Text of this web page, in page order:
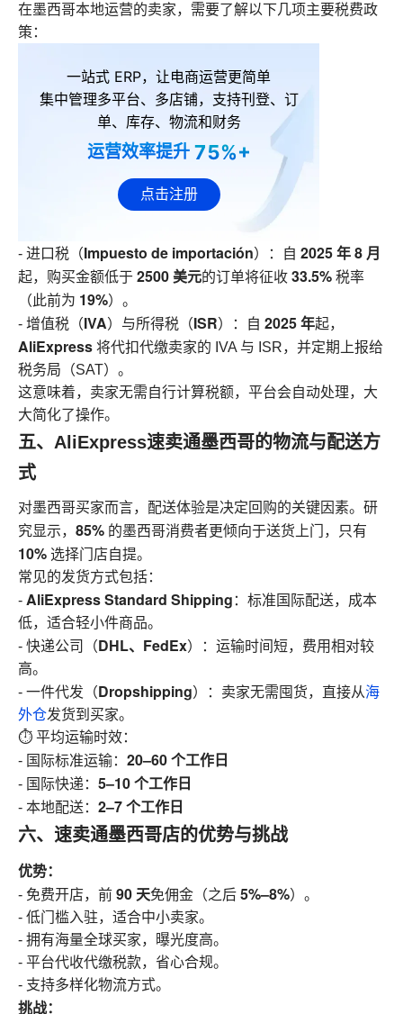
在墨西哥本地运营的卖家，需要了解以下几项主要税费政
策：
一站式 ERP，让电商运营更简单
集中管理多平台、多店铺，支持刊登、订
单、库存、物流和财务
运营效率提升 75%+
点击注册
- 进口税（Impuesto de importación）：自 2025 年 8 月
起，购买金额低于 2500 美元的订单将征收 33.5% 税率
（此前为 19%）。
- 增值税（IVA）与所得税（ISR）：自 2025 年起，
AliExpress 将代扣代缴卖家的 IVA 与 ISR，并定期上报给
税务局（SAT）。
这意味着，卖家无需自行计算税额，平台会自动处理，大
大简化了操作。
五、AliExpress速卖通墨西哥的物流与配送方
式
对墨西哥买家而言，配送体验是决定回购的关键因素。研
究显示， 85% 的墨西哥消费者更倾向于送货上门，只有
10% 选择门店自提。
常见的发货方式包括：
- AliExpress Standard Shipping ：标准国际配送，成本
低，适合轻小件商品。
- 快递公司（DHL、FedEx）：运输时间短，费用相对较
高。
- 一件代发（Dropshipping）：卖家无需囤货，直接从海
外仓发货到买家。
⏱ 平均运输时效：
- 国际标准运输： 20–60 个工作日
- 国际快递： 5–10 个工作日
- 本地配送： 2–7 个工作日
六、速卖通墨西哥店的优势与挑战
优势：
- 免费开店，前 90 天免佣金（之后 5%–8%）。
- 低门槛入驻，适合中小卖家。
- 拥有海量全球买家，曝光度高。
- 平台代收代缴税款，省心合规。
- 支持多样化物流方式。
挑战：